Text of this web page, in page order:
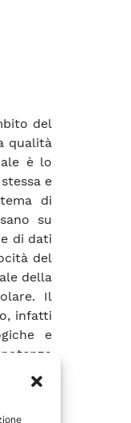
del
qualità
è lo
e
di
su
di dati
del
della
Il
infatti
e
dati